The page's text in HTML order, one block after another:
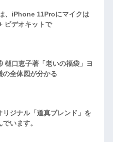
、iPhone 11Proにマイクは
ビデオキットで
樋口恵子著「老いの福袋」ヨ
の全体図が分かる
リジナル「道真ブレンド」を
います。